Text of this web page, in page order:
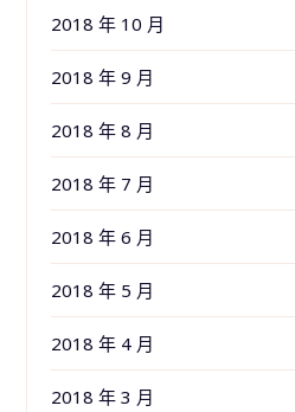
2018 年 10 月
2018 年 9 月
2018 年 8 月
2018 年 7 月
2018 年 6 月
2018 年 5 月
2018 年 4 月
2018 年 3 月